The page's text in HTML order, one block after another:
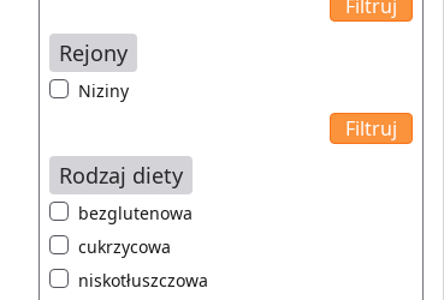
Rejony
Niziny
Rodzaj diety
bezglutenowa
cukrzycowa
niskotłuszczowa